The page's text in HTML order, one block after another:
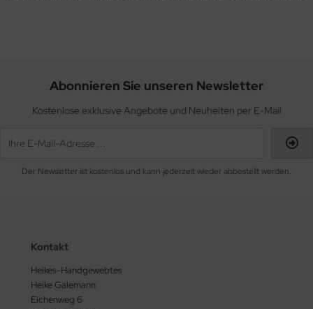
Abonnieren Sie unseren Newsletter
Kostenlose exklusive Angebote und Neuheiten per E-Mail
Der Newsletter ist kostenlos und kann jederzeit wieder abbestellt werden.
Kontakt
Heikes-Handgewebtes
Heike Galemann
Eichenweg 6